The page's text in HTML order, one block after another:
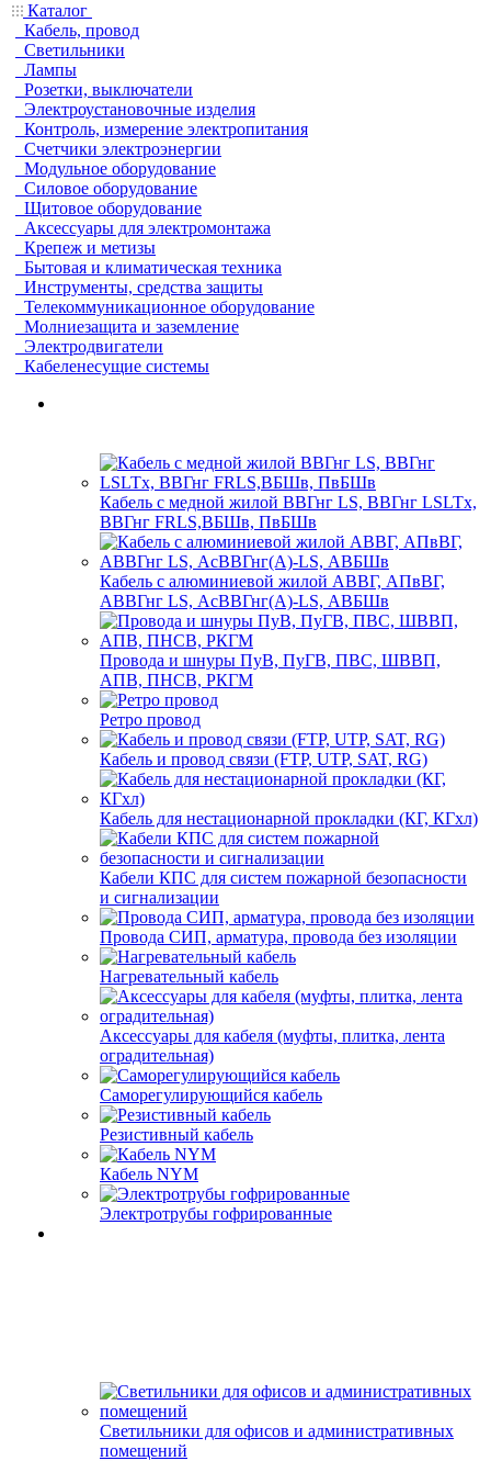
Каталог
Кабель, провод
Светильники
Лампы
Розетки, выключатели
Электроустановочные изделия
Контроль, измерение электропитания
Счетчики электроэнергии
Модульное оборудование
Силовое оборудование
Щитовое оборудование
Аксессуары для электромонтажа
Крепеж и метизы
Бытовая и климатическая техника
Инструменты, средства защиты
Телекоммуникационное оборудование
Молниезащита и заземление
Электродвигатели
Кабеленесущие системы
Кабель с медной жилой ВВГнг LS, ВВГнг LSLTx,
ВВГнг FRLS,ВБШв, ПвБШв
Кабель с алюминиевой жилой АВВГ, АПвВГ,
АВВГнг LS, АсВВГнг(А)-LS, АВБШв
Провода и шнуры ПуВ, ПуГВ, ПВС, ШВВП,
АПВ, ПНСВ, РКГМ
Ретро провод
Кабель и провод связи (FTP, UTP, SAT, RG)
Кабель для нестационарной прокладки (КГ, КГхл)
Кабели КПС для систем пожарной безопасности
и сигнализации
Провода СИП, арматура, провода без изоляции
Нагревательный кабель
Аксессуары для кабеля (муфты, плитка, лента
оградительная)
Саморегулирующийся кабель
Резистивный кабель
Кабель NYM
Электротрубы гофрированные
Светильники для офисов и административных
помещений